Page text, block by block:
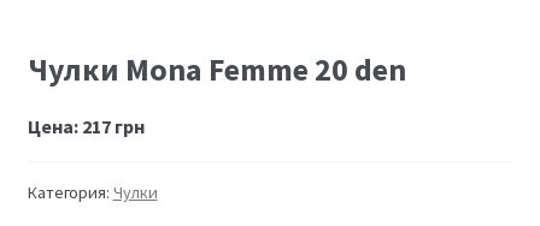
Чулки Mona Femme 20 den
Цена: 217грн
Категория: Чулки